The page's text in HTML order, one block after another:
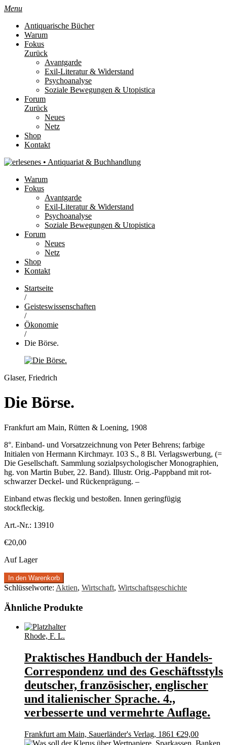
Menu
Antiquarische Bücher
Warum
Fokus
Zurück
Avantgarde
Exil-Literatur & Widerstand
Psychoanalyse
Soziale Bewegungen & Utopistica
Forum
Zurück
Neues
Netz
Shop
Kontakt
Warum
Fokus
Avantgarde
Exil-Literatur & Widerstand
Psychoanalyse
Soziale Bewegungen & Utopistica
Forum
Neues
Netz
Shop
Kontakt
Startseite
/
Geisteswissenschaften
/
Ökonomie
/
Die Börse.
Glaser, Friedrich
Die Börse.
Frankfurt am Main, Rütten & Loening, 1908
8°. Einband- und Vorsatzzeichnung von Peter Behrens; farbige
Initialen von Hermann Kirchmayr. 103 S., 8 Bl. Verlagswerbung, (=
Die Gesellschaft. Sammlung sozialpsychologischer Monographien,
hg. von Martin Buber, 22. Band). Illustr. Orig.-Pappband mit rot-
schwarzer Deckel- und Rückenprägung. –
Einband etwas fleckig und bestoßen. Innen geringfügig
stockfleckig.
Art.-Nr.: 13910
€20,00
Auf Lager
In den Warenkorb
Schlüsselworte: Aktien, Wirtschaft, Wirtschaftsgeschichte
Ähnliche Produkte
Rhode, F. L.
Praktisches Handbuch der Handels-
Correspondenz und des Geschäftsstyls
deutscher, französischer, englischer
und italienischer Sprache. 4.,
verbesserte und vermehrte Auflage.
Frankfurt am Main, Sauerländer's Verlag, 1861 €29,00